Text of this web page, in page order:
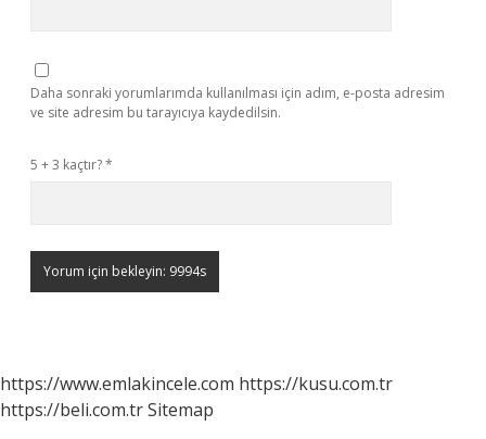
Daha sonraki yorumlarımda kullanılması için adım, e-posta adresim
ve site adresim bu tarayıcıya kaydedilsin.
5 + 3 kaçtır?*
https://www.emlakincele.com https://kusu.com.tr
https://beli.com.trSitemap